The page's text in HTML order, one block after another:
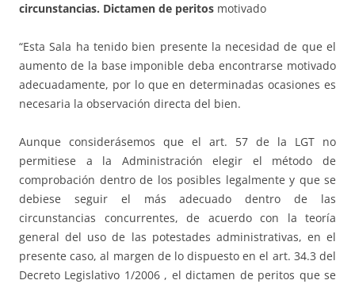
circunstancias. Dictamen de peritos motivado
“Esta Sala ha tenido bien presente la necesidad de que el
aumento de la base imponible deba encontrarse motivado
adecuadamente, por lo que en determinadas ocasiones es
necesaria la observación directa del bien.
Aunque considerásemos que el art. 57 de la LGT no
permitiese a la Administración elegir el método de
comprobación dentro de los posibles legalmente y que se
debiese seguir el más adecuado dentro de las
circunstancias concurrentes, de acuerdo con la teoría
general del uso de las potestades administrativas, en el
presente caso, al margen de lo dispuesto en el art. 34.3 del
Decreto Legislativo 1/2006 , el dictamen de peritos que se